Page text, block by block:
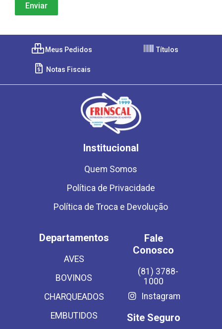
Meus Pedidos Títulos
Notas Fiscais
Institucional
Quem Somos
Política de Privacidade
Política de Troca e Devolução
Departamentos
AVES
BOVINOS
CHARQUEADOS
EMBUTIDOS
Fale
Conosco
(81) 3788-
1000
Instagram
Site Seguro